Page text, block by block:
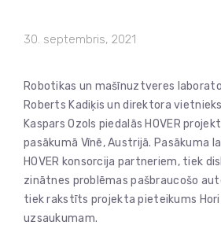
30. septembris, 2021
Robotikas un mašīnuztveres
Roberts Kadiķis un direktora
Kaspars Ozols piedalās HOVER
pasākumā Vīnē, Austrijā. Pasākuma
HOVER konsorcija partneriem, tiek
zinātnes problēmas pašbraucošo
tiek rakstīts projekta pieteikums
uzsaukumam.